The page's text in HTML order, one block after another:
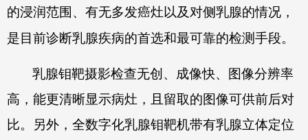
的浸润范围、有无多发癌灶以及对侧乳腺的情况，
是目前诊断乳腺疾病的首选和最可靠的检测手段。
乳腺钼靶摄影检查无创、成像快、图像分辨率
高，能更清晰显示病灶，且留取的图像可供前后对
比。另外，全数字化乳腺钼靶机带有乳腺立体定位